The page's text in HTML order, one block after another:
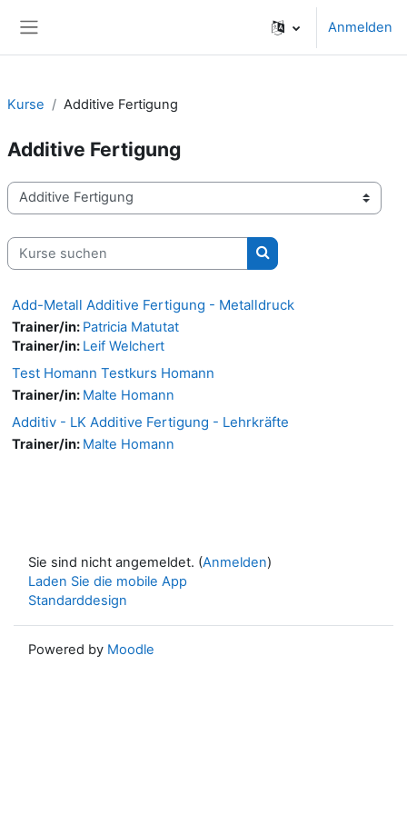
Anmelden
Kurse Additive Fertigung
Additive Fertigung
Kursbereiche
Kurse suchen
Kurse suchen
Add-Metall Additive Fertigung - Metalldruck
Trainer/in: Patricia Matutat
Trainer/in: Leif Welchert
Test Homann Testkurs Homann
Trainer/in: Malte Homann
Additiv - LK Additive Fertigung - Lehrkräfte
Trainer/in: Malte Homann
Sie sind nicht angemeldet. (Anmelden)
Laden Sie die mobile App
Standarddesign
Powered by Moodle